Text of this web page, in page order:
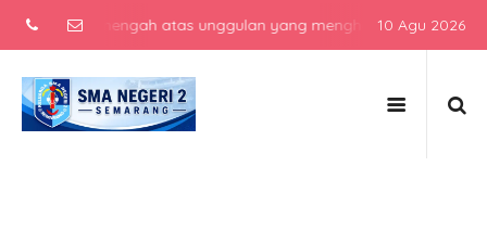
sekolah menengah atas unggulan yang menghasilkan lulusan
10 Agu 2026